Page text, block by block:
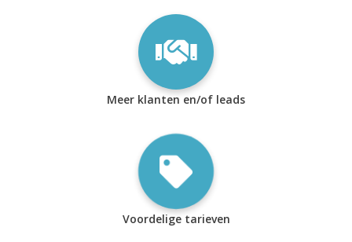
Meer klanten en/of leads
Voordelige tarieven